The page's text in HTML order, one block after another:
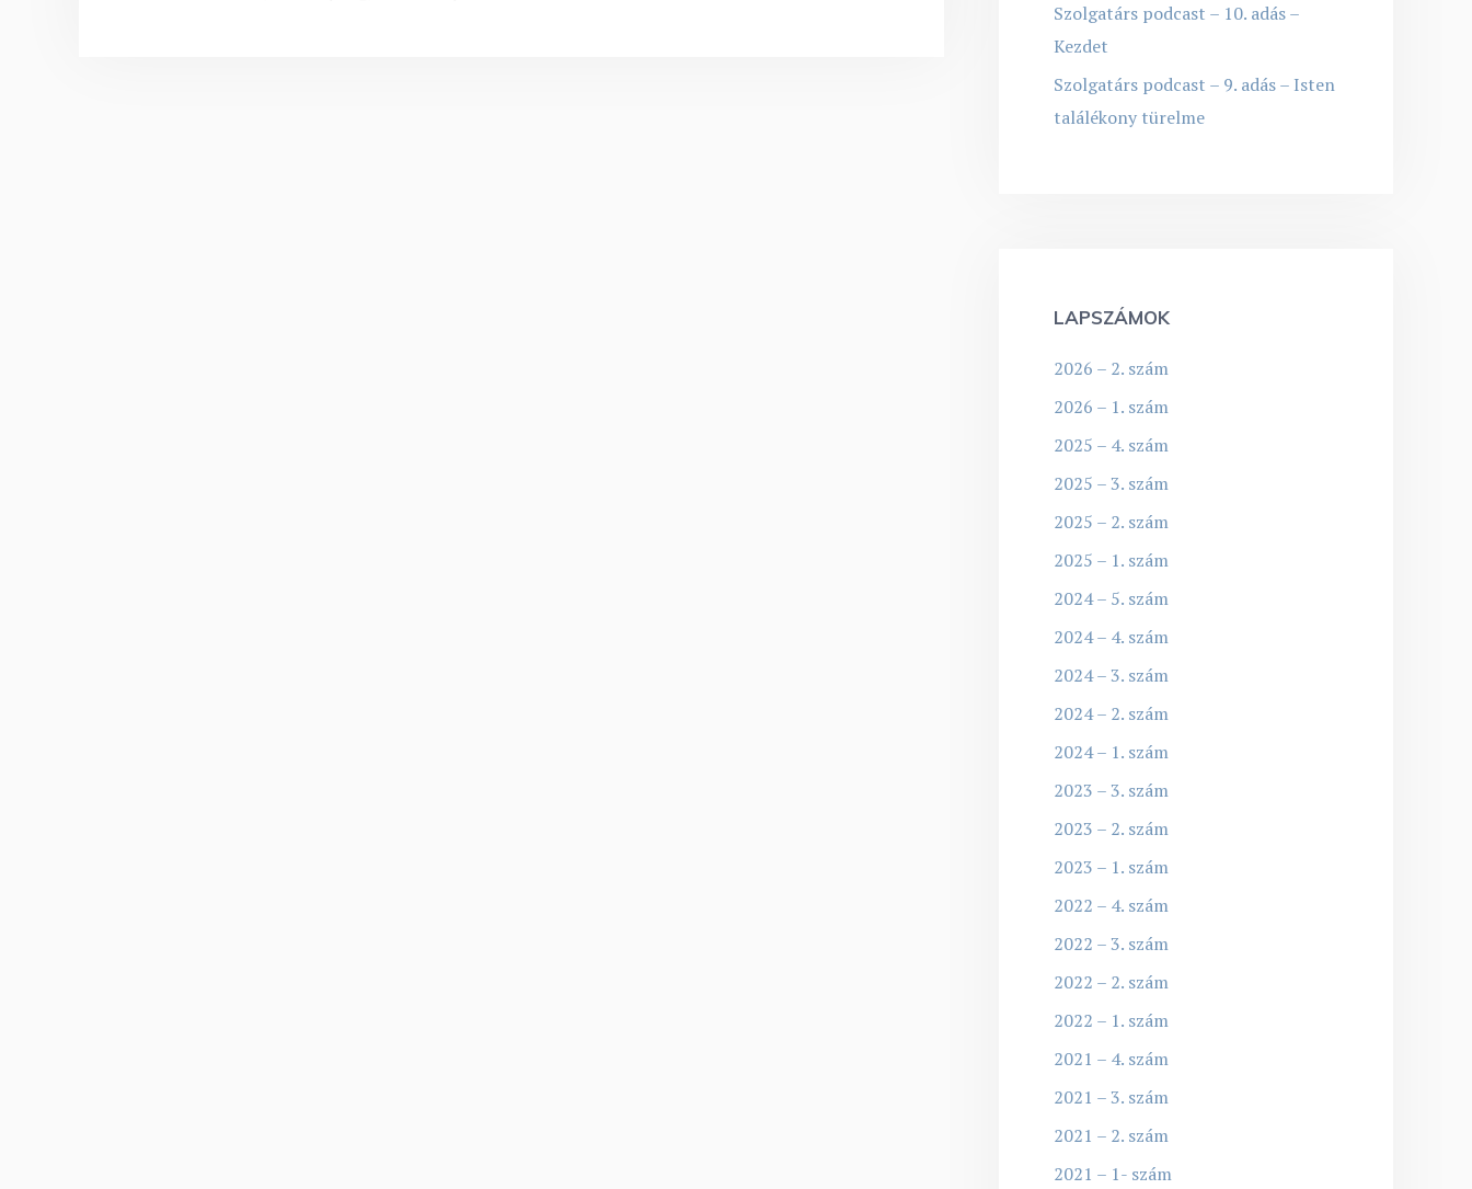
Szolgatárs podcast – 10. adás –
Kezdet
Szolgatárs podcast – 9. adás – Isten
találékony türelme
LAPSZÁMOK
2026 – 2. szám
2026 – 1. szám
2025 – 4. szám
2025 – 3. szám
2025 – 2. szám
2025 – 1. szám
2024 – 5. szám
2024 – 4. szám
2024 – 3. szám
2024 – 2. szám
2024 – 1. szám
2023 – 3. szám
2023 – 2. szám
2023 – 1. szám
2022 – 4. szám
2022 – 3. szám
2022 – 2. szám
2022 – 1. szám
2021 – 4. szám
2021 – 3. szám
2021 – 2. szám
2021 – 1- szám